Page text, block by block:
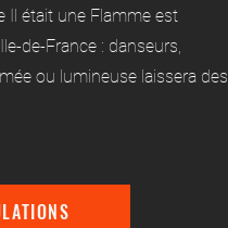
Il était une Flamme est
de-France : danseurs,
ou lumineuse laissera des